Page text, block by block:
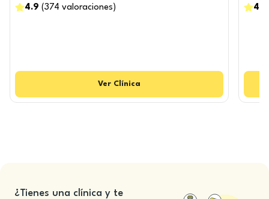
4.9 (374 valoraciones )
Ver Clínica
4.6
¿Tienes una clínica y te